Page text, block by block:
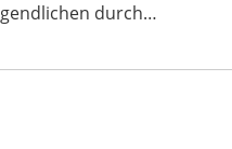
durch…